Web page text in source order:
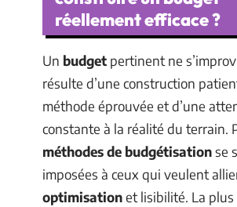
réellement efficace ?
Un budget pertinent ne
résulte d’une construction
méthode éprouvée et d’une
constante à la réalité du terrain.
méthodes de budgétisationse
imposées à ceux qui veulent
optimisationet lisibilité. La plus